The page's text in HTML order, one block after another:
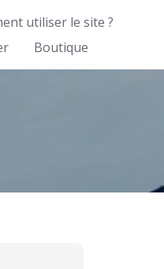
utiliser le site ?
Boutique